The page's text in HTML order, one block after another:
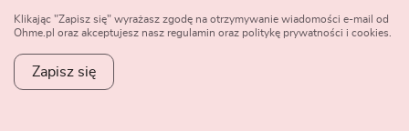
Klikając "Zapisz się" wyrażasz zgodę na otrzymywanie wiadomości e-mail od
Ohme.pl oraz akceptujesz nasz regulamin oraz politykę prywatności i cookies.
Zapisz się